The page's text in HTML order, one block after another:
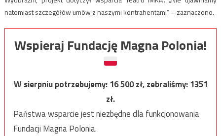
natomiast szczegółów umów z naszymi kontrahentami” – zaznaczono.
Wspieraj Fundację Magna Polonia!
W sierpniu potrzebujemy:16 500zł, zebraliśmy:1351
zł.
Państwa wsparcie jest niezbędne dla funkcjonowania
Fundacji Magna Polonia.